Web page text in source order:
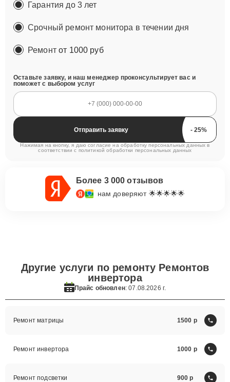
Гарантия до 3 лет
Срочный ремонт монитора в течении дня
Ремонтот 1000 руб
Оставьте заявку, и наш менеджер проконсультирует вас и
поможет с выбором услуг
Отправить заявку
Нажимая на кнопку, я даю согласие на обработку персональных данных в
соответствии с политикой обработки персональных данных
Более 3 000 отзывов
нам доверяют 🌟🌟🌟🌟🌟
Другие услуги по ремонту Ремонтов
инвертора
Прайс обновлен: 07.08.2026 г.
Ремонт матрицы 1500
Ремонт инвертора 1000
Ремонт подсветки 900